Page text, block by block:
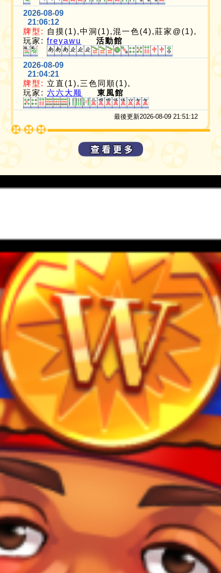
2026-08-09
21:06:12
牌型:
自摸(1),中洞(1),混一色(4),莊家@(1),
玩家:freyawu 活動館
2026-08-09
21:04:21
牌型: 立直(1),三色同順(1),
玩家: 六六大顺 東風館
最後更新2026-08-09 21:51:12